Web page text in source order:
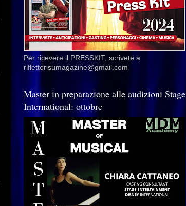
Per ricevere il PRESSKIT, scrivete a
riflettorisumagazine@gmail.com
Master in preparazione alle audizioni Stage
International: ottobre